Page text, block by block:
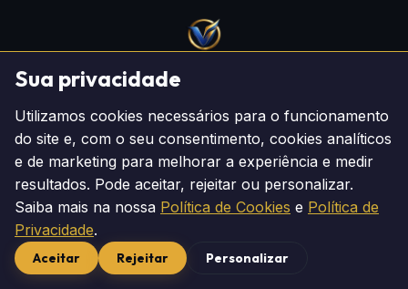
Creative – Especialista Informático
PRIVACIDADECOOKIESTERMOS PREFERÊNCIAS
© 2026 Veiga Solutions. Todos os direitos reservados.
Sua privacidade
Utilizamos cookies necessários para o funcionamento
do site e, com o seu consentimento, cookies analíticos
e de marketing para melhorar a experiência e medir
resultados. Pode aceitar, rejeitar ou personalizar.
Saiba mais na nossa Política de Cookies e Política de
Privacidade.
Aceitar Rejeitar Personalizar